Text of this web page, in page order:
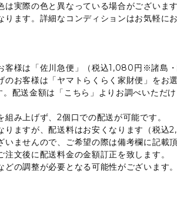
実際の色と異なっている場合がございま
ます。詳細なコンディションはお気軽に
客様は「佐川急便」（税込1,080円※諸島
お客様は「ヤマトらくらく家財便」をお
配送金額は「こちら 」よりお調べいただけ
み上げず、2個口での配送が可能です。
ますが、配送料はお安くなります（税込
ませんので、ご希望の際は備考欄に記載頂
文後に配送料金の金額訂正を致します。
の調整が必要となる可能性がございます。